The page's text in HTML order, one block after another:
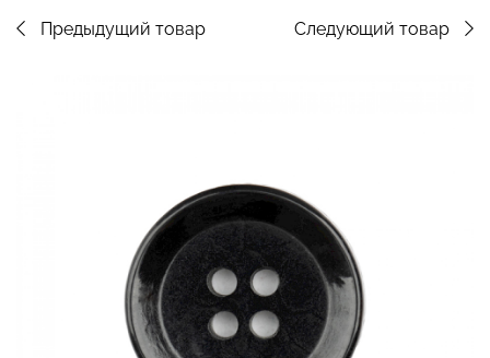
Предыдущий товар Следующий товар